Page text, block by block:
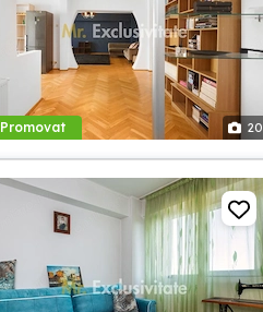
Promovat 20